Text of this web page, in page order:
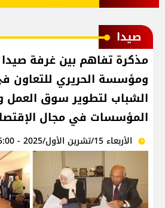
صيدا
مذكرة تفاهم بين غرفة
ومؤسسة الحريري للتعاون
الشباب لتطوير سوق العمل
المؤسسات في مجال
الأربعاء 15/تشرين الأول/2025 - 05:00 م